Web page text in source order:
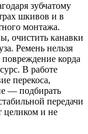
зубчатому
шкивов и в
монтажа.
очистить канавки
Ремень нельзя
корда
В работе
перекоса,
— подбирать
передачи
целиком и не